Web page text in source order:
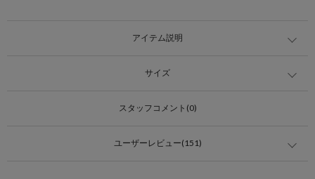
アイテム説明
サイズ
スタッフコメント(0)
ユーザーレビュー(151)